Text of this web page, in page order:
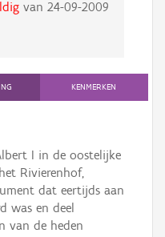
van 24-09-2009
KENMERKEN
I in de oostelijke
Rivierenhof,
dat eertijds aan
was en deel
van de heden